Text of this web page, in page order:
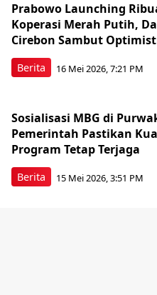
Berita
Prabowo Launching
Koperasi Merah Putih,
Cirebon Sambut
16 Mei 2026, 7:21 PM
Berita
Sosialisasi MBG di
Pemerintah Pastikan
Program Tetap Terjaga
15 Mei 2026, 3:51 PM